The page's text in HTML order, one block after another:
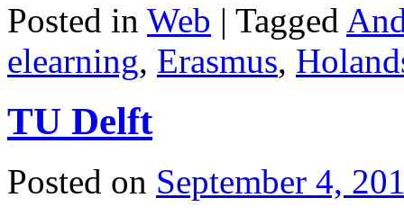
Posted in Web | Tagged
elearning, Erasmus,
TU Delft
Posted on September 4,